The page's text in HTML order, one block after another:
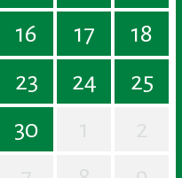
16 17
18
23 24
25
30